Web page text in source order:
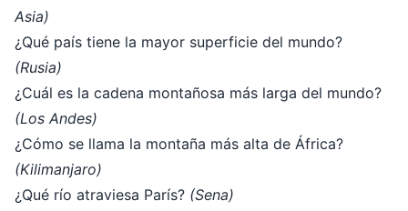
Asia)
¿Qué país tiene la mayor superficie del mundo?
(Rusia)
¿Cuál es la cadena montañosa más larga del mundo?
(Los Andes)
¿Cómo se llama la montaña más alta de África?
(Kilimanjaro)
¿Qué río atraviesa París? (Sena)